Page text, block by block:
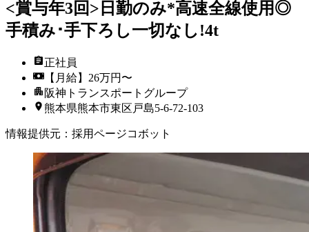
<賞与年3回>日勤のみ*高速全線使用◎
手積み･手下ろし一切なし!4t
正社員
【月給】26万円〜
阪神トランスポートグループ
熊本県熊本市東区戸島5-6-72-103
情報提供元 ： 採用ページコボット